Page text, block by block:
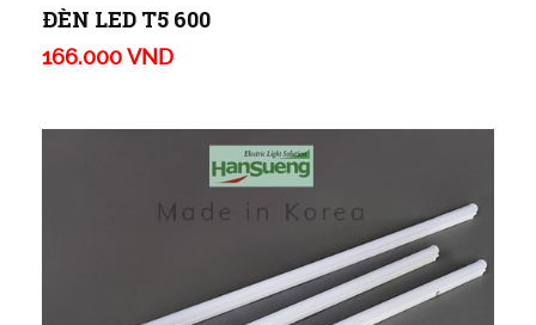
ĐÈN LED T5 600
166.000 VND